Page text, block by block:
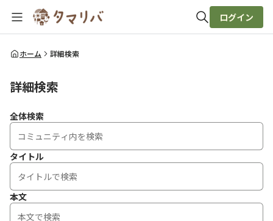
全体検索
ログイン
ホーム 詳細検索
詳細検索
全体検索
タイトル
本文